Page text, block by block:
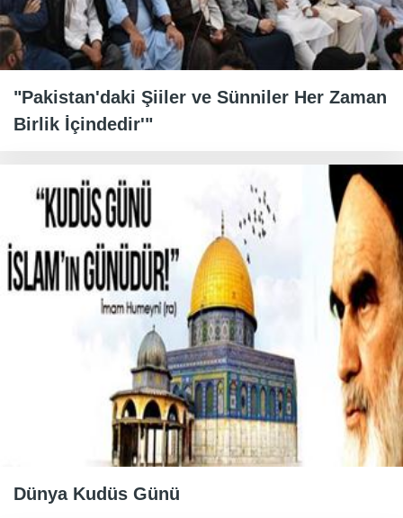
"Pakistan'daki Şiiler ve Sünniler Her Zaman
Birlik İçindedir'"
Dünya Kudüs Günü